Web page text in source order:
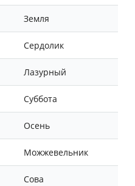
Земля
Сердолик
Лазурный
Суббота
Осень
Можжевельник
Сова